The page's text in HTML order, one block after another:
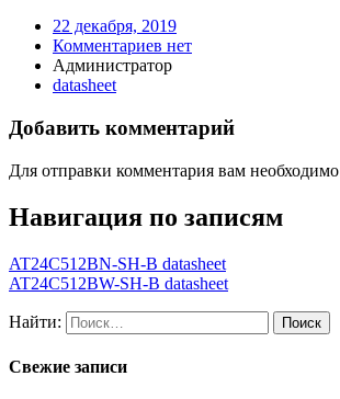
22 декабря, 2019
Комментариев нет
Администратор
datasheet
Добавить комментарий
Для отправки комментария вам необходимо
Навигация по записям
AT24C512BN-SH-B datasheet
AT24C512BW-SH-B datasheet
Найти:
Свежие записи